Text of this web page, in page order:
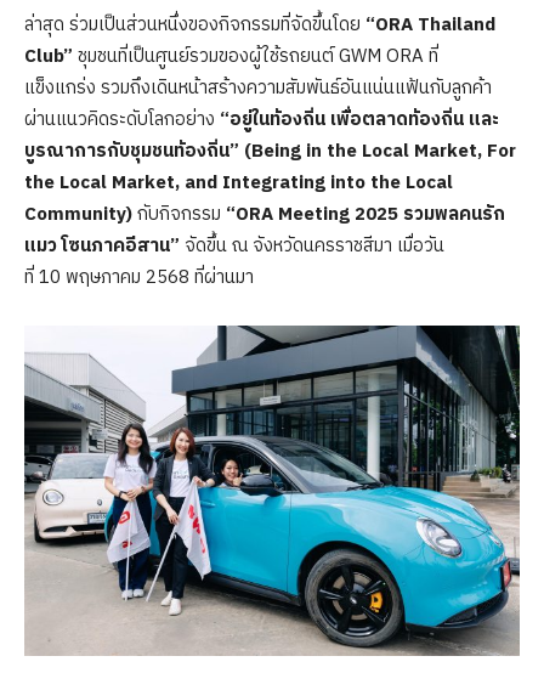
ล่าสุด ร่วมเป็นส่วนหนึ่งของกิจกรรมที่จัดขึ้นโดย “ORA Thailand
Club” ชุมชนที่เป็นศูนย์รวมของผู้ใช้รถยนต์ GWM ORA ที่
แข็งแกร่ง รวมถึงเดินหน้าสร้างความสัมพันธ์อันแน่นแฟ้นกับลูกค้า
ผ่านแนวคิดระดับโลกอย่าง “อยู่ในท้องถิ่น เพื่อตลาดท้องถิ่น และ
บูรณาการกับชุมชนท้องถิ่น” (Being in the Local Market, For
the Local Market, and Integrating into the Local
Community)กับกิจกรรม “ORA Meeting 2025 รวมพลคนรัก
แมว โซนภาคอีสาน” จัดขึ้น ณ จังหวัดนครราชสีมา เมื่อวัน
ที่ 10 พฤษภาคม 2568 ที่ผ่านมา